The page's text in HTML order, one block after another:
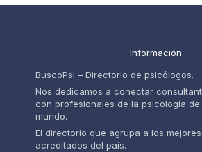
Información
BuscoPsi – Directorio de psicólogos.
Nos dedicamos a conectar
con profesionales de la psicología
mundo.
El directorio que agrupa a los
acreditados del país.